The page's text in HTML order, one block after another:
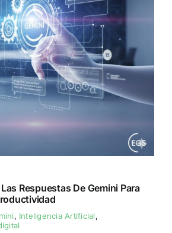
Respuestas De Gemini Para
, Inteligencia Artificial,